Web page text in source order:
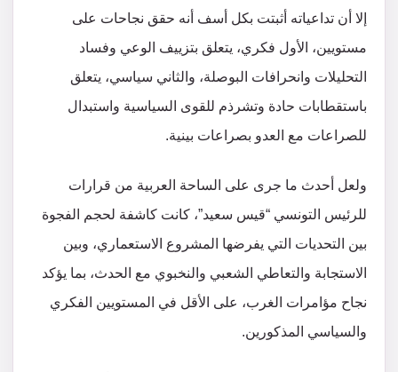
إلا أن تداعياته أثبتت بكل أسف أنه حقق نجاحات على
مستويين، الأول فكري، يتعلق بتزييف الوعي وفساد
التحليلات وانحرافات البوصلة، والثاني سياسي، يتعلق
باستقطابات حادة وتشرذم للقوى السياسية واستبدال
للصراعات مع العدو بصراعات بينية.
ولعل أحدث ما جرى على الساحة العربية من قرارات
للرئيس التونسي “قيس سعيد”، كانت كاشفة لحجم الفجوة
بين التحديات التي يفرضها المشروع الاستعماري، وبين
الاستجابة والتعاطي الشعبي والنخبوي مع الحدث، بما يؤكد
نجاح مؤامرات الغرب، على الأقل في المستويين الفكري
والسياسي المذكورين.